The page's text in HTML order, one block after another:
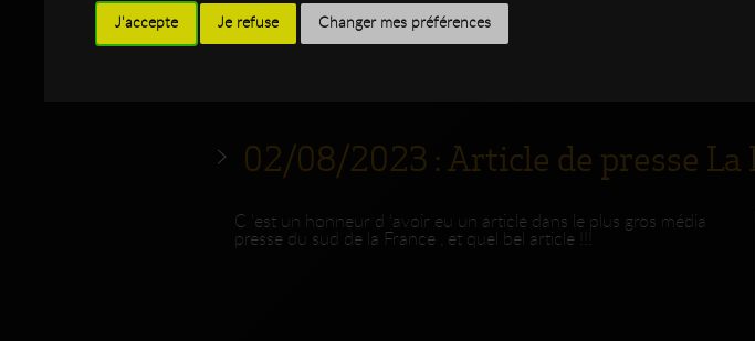
J'accepte Je refuse Changer mes préférences
WORK SHOP INSTRUMENTS
02/08/2023 : Article de presse La
C 'est un honneur d 'avoir eu un article dans le plus gros média
presse du sud de la France , et quel bel article !!!